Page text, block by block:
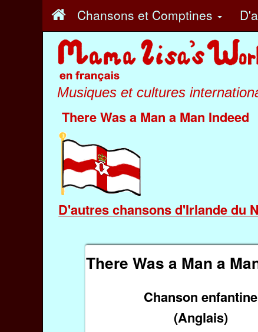
Chansons et Comptines
Musiques et cultures
There Was a Man a Man Indeed
D'autres chansons d'Irlande du
There Was a Man a
Chanson enfantine
(Anglais)